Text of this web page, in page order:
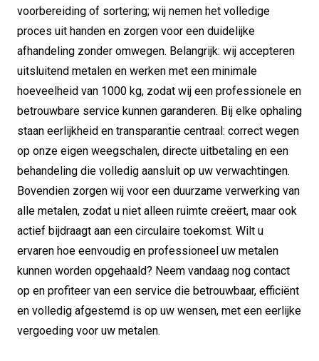
voorbereiding of sortering; wij nemen het volledige
proces uit handen en zorgen voor een duidelijke
afhandeling zonder omwegen. Belangrijk: wij accepteren
uitsluitend metalen en werken met een minimale
hoeveelheid van 1000 kg, zodat wij een professionele en
betrouwbare service kunnen garanderen. Bij elke ophaling
staan eerlijkheid en transparantie centraal: correct wegen
op onze eigen weegschalen, directe uitbetaling en een
behandeling die volledig aansluit op uw verwachtingen.
Bovendien zorgen wij voor een duurzame verwerking van
alle metalen, zodat u niet alleen ruimte creëert, maar ook
actief bijdraagt aan een circulaire toekomst. Wilt u
ervaren hoe eenvoudig en professioneel uw metalen
kunnen worden opgehaald? Neem vandaag nog contact
op en profiteer van een service die betrouwbaar, efficiënt
en volledig afgestemd is op uw wensen, met een eerlijke
vergoeding voor uw metalen.